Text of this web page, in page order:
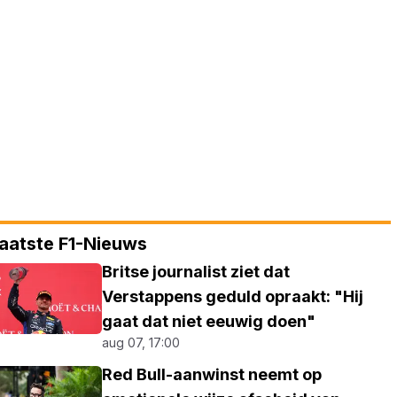
F1-Nieuws
Britse journalist ziet dat
Verstappens geduld opraakt: "Hij
gaat dat niet eeuwig doen"
aug 07, 17:00
Red Bull-aanwinst neemt op